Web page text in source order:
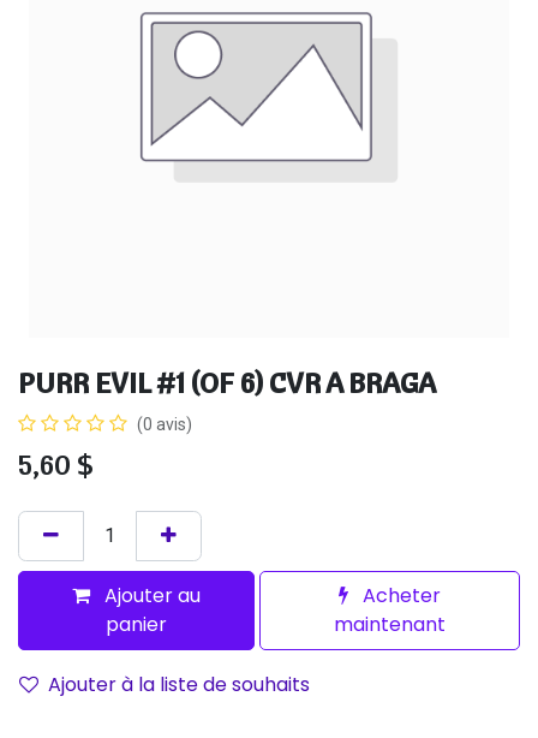
PURR EVIL #1 (OF 6) CVR A BRAGA
(0 avis)
5,60 $
Ajouter au
panier
Acheter
maintenant
Ajouter à la liste de souhaits